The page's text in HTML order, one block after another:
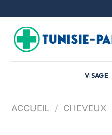
VISAGE
ACCUEIL / CHEVEUX